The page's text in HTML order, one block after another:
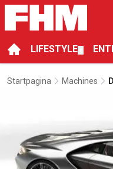
LIFESTYLE
Startpagina Machines